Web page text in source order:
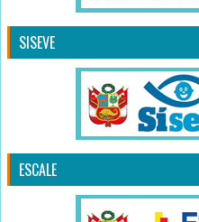
SISEVE
ESCALE